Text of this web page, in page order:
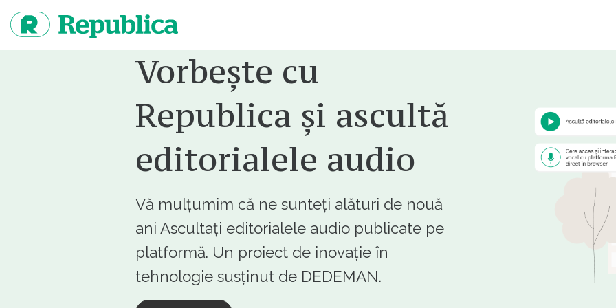
continut
Vorbește cu
Republica și ascultă
editorialele audio
Vă mulțumim că ne sunteți alături de nouă
ani Ascultați editorialele audio publicate pe
platformă. Un proiect de inovație în
tehnologie susținut de DEDEMAN.